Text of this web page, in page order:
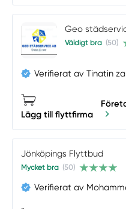
Geo
Väldigt bra (50)
Verifierat av Tinatin
Lägg till flyttfirma
Jönköpings Flyttbud
Mycket bra (50)
Verifierat av